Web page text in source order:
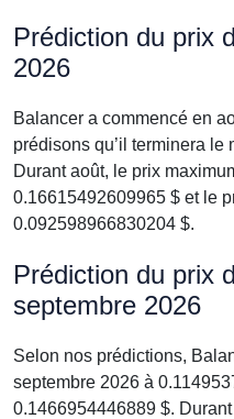
Prédiction du prix
2026
Balancer a commencé en
prédisons qu’il terminera
Durant août, le prix
0.16615492609965 $ et le
0.092598966830204 $.
Prédiction du prix
septembre 2026
Selon nos prédictions,
septembre 2026 à
0.1466954446889 $.